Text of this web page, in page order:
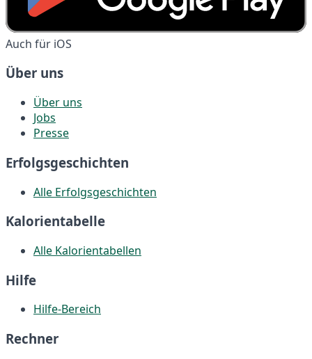
Auch für iOS
Über uns
Über uns
Jobs
Presse
Erfolgsgeschichten
Alle Erfolgsgeschichten
Kalorientabelle
Alle Kalorientabellen
Hilfe
Hilfe-Bereich
Rechner